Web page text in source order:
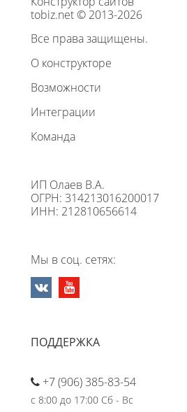
tobiz.net © 2013-2026
Все права защищены.
О конструкторе
Возможности
Интеграции
Команда
ИП Олаев В.А.
ОГРН: 314213016200017
ИНН: 212810656614
Мы в соц. сетях:
ПОДДЕРЖКА
+7 (906) 385-83-54
с 8:00 до 17:00 Сб - Вс